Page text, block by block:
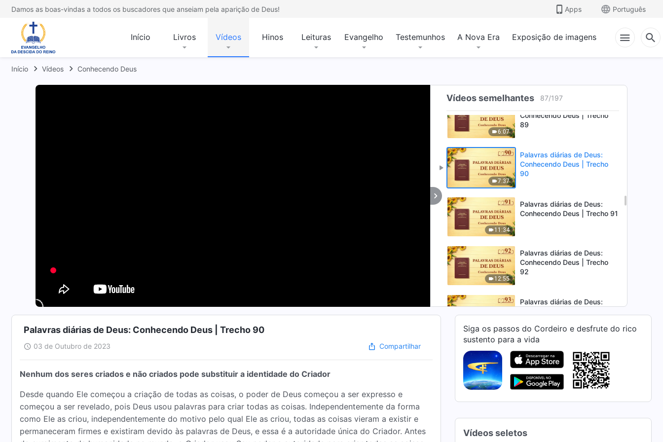
Damos as boas-vindas a todos os buscadores que anseiam pela aparição de Deus! Apps Português
Início Livros Vídeos Hinos Leituras Evangelho Testemunhos A Nova Era Exposição de imagens
Início Vídeos Conhecendo Deus
Vídeos semelhantes 87/197
Palavras diárias de Deus:
6:07
Conhecendo Deus | Trecho
89
7:37
Palavras diárias de Deus:
Conhecendo Deus | Trecho
90
11:34
Palavras diárias de Deus:
Conhecendo Deus | Trecho 91
12:55
Palavras diárias de Deus:
Conhecendo Deus | Trecho
92
12:22
Palavras diárias de Deus:
16:06
Palavras diárias de Deus:
Conhecendo Deus | Trecho
94
Palavras diárias de Deus:
95
Palavras diárias de Deus: Conhecendo Deus | Trecho 90
03 de Outubro de 2023 Compartilhar
Nenhum dos seres criados e não criados pode substituir a identidade do Criador
Desde quando Ele começou a criação de todas as coisas, o poder de Deus começou a ser expresso e
começou a ser revelado, pois Deus usou palavras para criar todas as coisas. Independentemente da forma
como Ele as criou, independentemente do motivo pelo qual Ele as criou, todas as coisas vieram a existir e
permaneceram firmes e existiram devido às palavras de Deus, e essa é a autoridade única do Criador. Antes
Siga os passos do Cordeiro e desfrute do rico
sustento para a vida
Vídeos seletos